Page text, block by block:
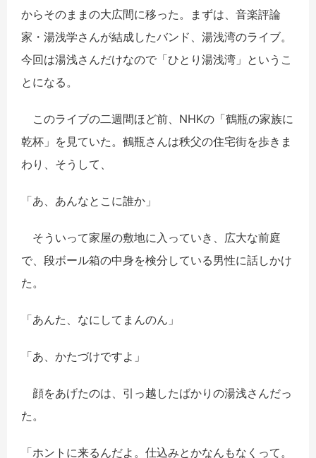
からそのままの大広間に移った。まずは、音楽評論
家・湯浅学さんが結成したバンド、湯浅湾のライブ。
今回は湯浅さんだけなので「ひとり湯浅湾」というこ
とになる。
このライブの二週間ほど前、NHKの「鶴瓶の家族に
乾杯」を見ていた。鶴瓶さんは秩父の住宅街を歩きま
わり、そうして、
「あ、あんなとこに誰か」
そういって家屋の敷地に入っていき、広大な前庭
で、段ボール箱の中身を検分している男性に話しかけ
た。
「あんた、なにしてまんのん」
「あ、かたづけですよ」
顔をあげたのは、引っ越したばかりの湯浅さんだっ
た。
「ホントに来るんだよ。仕込みとかなんもなくって。